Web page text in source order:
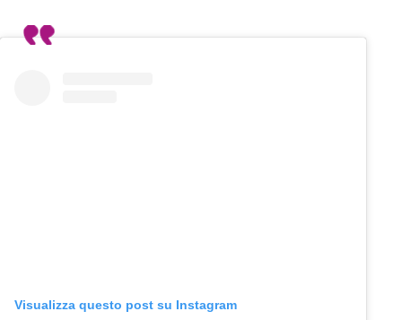
Visualizza questo post su Instagram